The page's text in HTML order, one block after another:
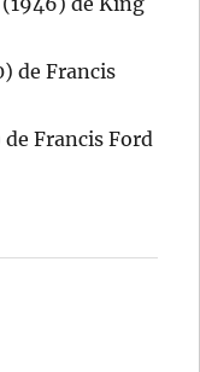
de Francis
Francis Ford